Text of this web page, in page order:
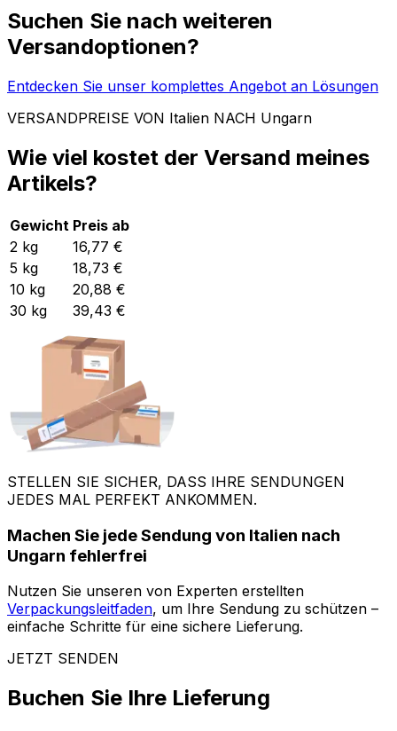
Wie viel kostet der Versand meines
Artikels?
Gewicht Preis ab
5 kg
18,73 €
10 kg
20,88 €
30 kg 39,43 €
STELLEN SIE SICHER, DASS IHRE SENDUNGEN
JEDES MAL PERFEKT ANKOMMEN.
Machen Sie jede Sendung von Italien nach
Ungarn fehlerfrei
Nutzen Sie unseren von Experten erstellten
einfache Schritte für eine sichere Lieferung.
Buchen Sie Ihre Lieferung